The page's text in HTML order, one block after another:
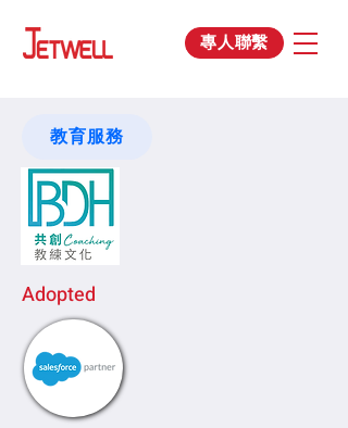
專人聯繫
教育服務
Adopted